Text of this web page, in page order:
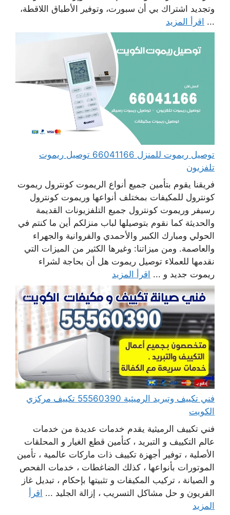
وتجديد اشتراك بي أن سبورت، وتوفير الأطباق اللاقطة،
... اقرأ المزيد
توصيل ريموت للمنزل 66041166 توصيل ريموت
تلفزيون
فريقنا يقوم بتأمين جميع أنواع الريموت كونترول ريموت
كونترول للمكيفات بمختلف أنواعها وريموت كونترول
رسيفر وريموت كونترول جميع التلفزيونات القديمة
والحديثة كما نقوم بتوصيلها لباب منزلكم أين ما كنتم في
الحولي ومبارك الكبير والأحمدي والفروانية والجهراء
والعاصمة. ومن ميزاتنا: وغيرها الكثير من الميزات التي
نقدمها للعملاء توصيل ريموت هل أن بحاجة لشراء
ريموت جديد و ... اقرأ المزيد
فني تكييف وتبريد الرميثية 55560390 تكييف مركزي
الكويت
فني تكييف الرميثية يقدم خدمات عديدة من خدمات
عالم التكييف و التبريد ، كتأمين قطع الغيار و المحلقات
الأصلية ، توفير أجهزة تكييف ذات ماركات عالمية ، تأمين
الموتورات بأنواعها ، كذلك الضاغطات ، خدمات الفحص
و الصيانة ، تركيب المكيفات و تثبيتها بإحكام ، تبديل غاز
الفريون و حل مشاكل التسريب ، إزالة الجليد ... اقرأ
المزيد